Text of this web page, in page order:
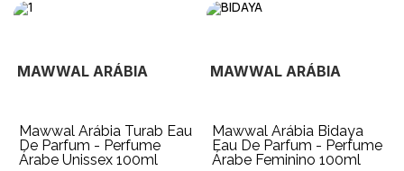
MAWWAL ARÁBIA
Mawwal Arábia Turab Eau
De Parfum - Perfume
Árabe Unissex 100ml
MAWWAL ARÁBIA
Mawwal Arábia Bidaya
Eau De Parfum - Perfume
Árabe Feminino 100ml